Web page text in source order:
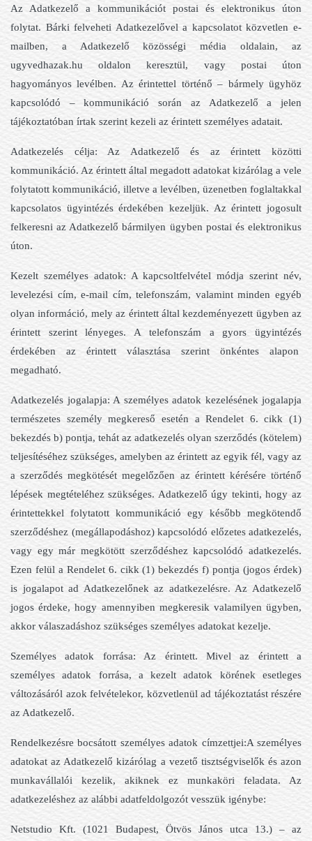
Az Adatkezelő a kommunikációt postai és elektronikus úton
folytat. Bárki felveheti Adatkezelővel a kapcsolatot közvetlen e-
mailben, a Adatkezelő közösségi média oldalain, az
ugyvedhazak.hu oldalon keresztül, vagy postai úton
hagyományos levélben. Az érintettel történő – bármely ügyhöz
kapcsolódó – kommunikáció során az Adatkezelő a jelen
tájékoztatóban írtak szerint kezeli az érintett személyes adatait.
Adatkezelés célja: Az Adatkezelő és az érintett közötti
kommunikáció. Az érintett által megadott adatokat kizárólag a vele
folytatott kommunikáció, illetve a levélben, üzenetben foglaltakkal
kapcsolatos ügyintézés érdekében kezeljük. Az érintett jogosult
felkeresni az Adatkezelő bármilyen ügyben postai és elektronikus
úton.
Kezelt személyes adatok: A kapcsoltfelvétel módja szerint név,
levelezési cím, e-mail cím, telefonszám, valamint minden egyéb
olyan információ, mely az érintett által kezdeményezett ügyben az
érintett szerint lényeges. A telefonszám a gyors ügyintézés
érdekében az érintett választása szerint önkéntes alapon
megadható.
Adatkezelés jogalapja: A személyes adatok kezelésének jogalapja
természetes személy megkereső esetén a Rendelet 6. cikk (1)
bekezdés b) pontja, tehát az adatkezelés olyan szerződés (kötelem)
teljesítéséhez szükséges, amelyben az érintett az egyik fél, vagy az
a szerződés megkötését megelőzően az érintett kérésére történő
lépések megtételéhez szükséges. Adatkezelő úgy tekinti, hogy az
érintettekkel folytatott kommunikáció egy később megkötendő
szerződéshez (megállapodáshoz) kapcsolódó előzetes adatkezelés,
vagy egy már megkötött szerződéshez kapcsolódó adatkezelés.
Ezen felül a Rendelet 6. cikk (1) bekezdés f) pontja (jogos érdek)
is jogalapot ad Adatkezelőnek az adatkezelésre. Az Adatkezelő
jogos érdeke, hogy amennyiben megkeresik valamilyen ügyben,
akkor válaszadáshoz szükséges személyes adatokat kezelje.
Személyes adatok forrása: Az érintett. Mivel az érintett a
személyes adatok forrása, a kezelt adatok körének esetleges
változásáról azok felvételekor, közvetlenül ad tájékoztatást részére
az Adatkezelő.
Rendelkezésre bocsátott személyes adatok címzettjei:A személyes
adatokat az Adatkezelő kizárólag a vezető tisztségviselők és azon
munkavállalói kezelik, akiknek ez munkaköri feladata. Az
adatkezeléshez az alábbi adatfeldolgozót vesszük igénybe:
Netstudio Kft. (1021 Budapest, Ötvös János utca 13.) – az